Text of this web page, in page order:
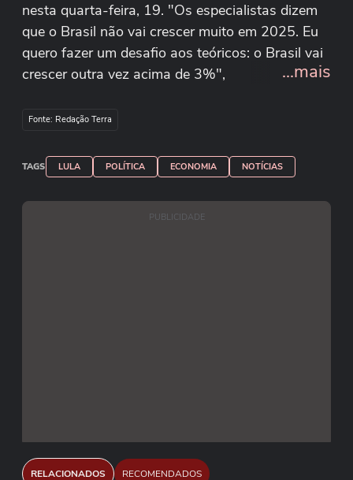
nesta quarta-feira, 19. "Os especialistas dizem
que o Brasil não vai crescer muito em 2025. Eu
quero fazer um desafio aos teóricos: o Brasil vai
crescer outra vez acima de 3%",
...mais
Fonte: Redação Terra
TAGS LULA POLÍTICA ECONOMIA NOTÍCIAS
PUBLICIDADE
RELACIONADOS RECOMENDADOS